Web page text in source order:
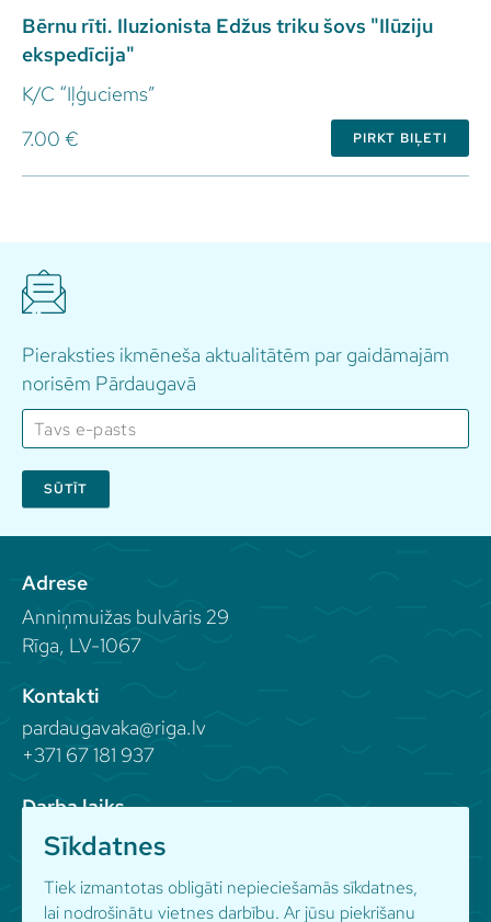
Sīkdatnes
Tiek izmantotas obligāti nepieciešamās sīkdatnes,
lai nodrošinātu vietnes darbību. Ar jūsu piekrišanu
Bērnu rīti. Iluzionista Edžus triku šovs "Ilūziju
ekspedīcija"
K/C “Iļģuciems”
7.00 €
PIRKT BIĻETI
Pieraksties ikmēneša aktualitātēm par gaidāmajām
norisēm Pārdaugavā
SŪTĪT
Adrese
Anniņmuižas bulvāris 29
Rīga, LV-1067
Kontakti
pardaugavaka@riga.lv
+371 67 181 937
Darba laiks
Seko mums